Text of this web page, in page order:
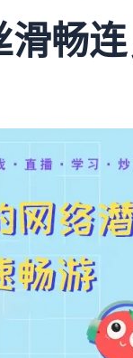
畅连